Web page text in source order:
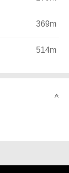
369m
514m